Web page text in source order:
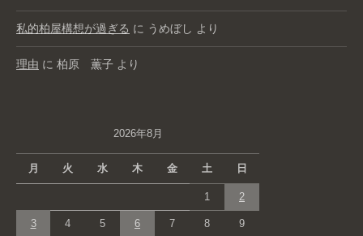
私的柏屋構想が過ぎる に うめぼし より
理由 に 柏原 薫子 より
2026年8月
月 火 水 木 金 土 日
1 2
3 4 5 6 7 8 9